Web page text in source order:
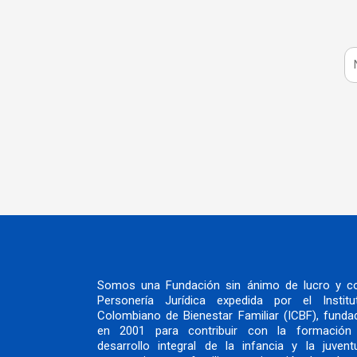
N
o
Somos una Fundación sin ánimo de lucro y
Personería Jurídica expedida por el
Colombiano de Bienestar Familiar (ICBF),
en 2001 para contribuir con la
desarrollo integral de la infancia y la